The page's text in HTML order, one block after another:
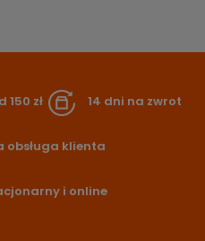
150 zł 14 dni na zwrot
obsługa klienta
i online